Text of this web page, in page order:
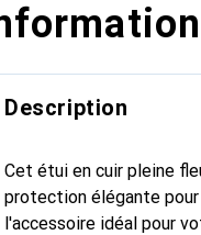
Description
Cet étui en cuir pleine
protection élégante pour
l'accessoire idéal pour